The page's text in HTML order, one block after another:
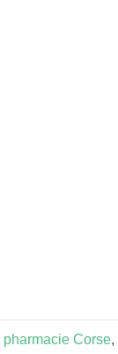
pharmacie Corse,